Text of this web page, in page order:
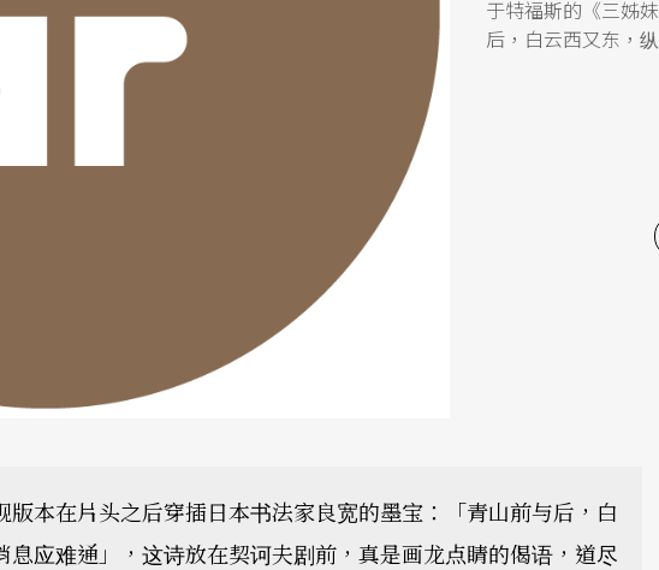
于特福斯的《三姊
后，白云西又东，
版本在片头之后穿插日本书法家良宽的墨宝：「青山前与后，白
息应难通」，这诗放在契诃夫剧前，真是画龙点睛的偈语，道尽